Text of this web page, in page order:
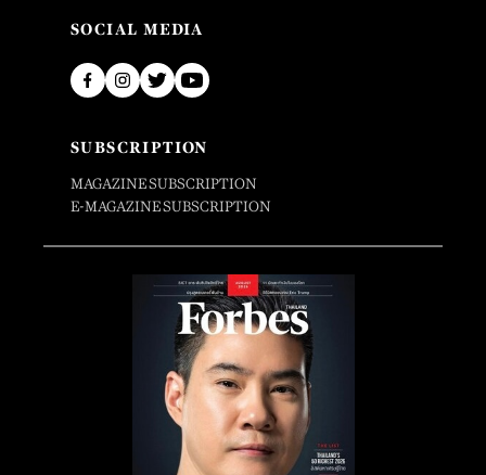
SOCIAL MEDIA
SUBSCRIPTION
MAGAZINE SUBSCRIPTION
E-MAGAZINE SUBSCRIPTION